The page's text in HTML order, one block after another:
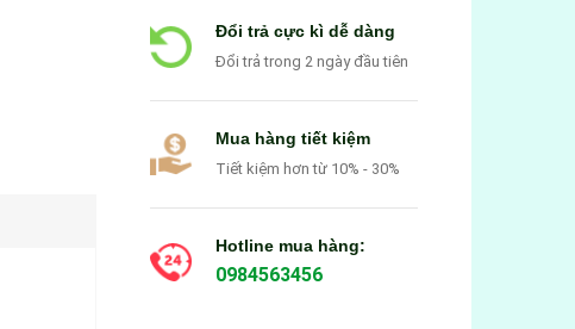
Đổi trả cực kì dễ dàng
Đổi trả trong 2 ngày đầu tiên
Mua hàng tiết kiệm
Tiết kiệm hơn từ 10% - 30%
Hotline mua hàng:
0984563456